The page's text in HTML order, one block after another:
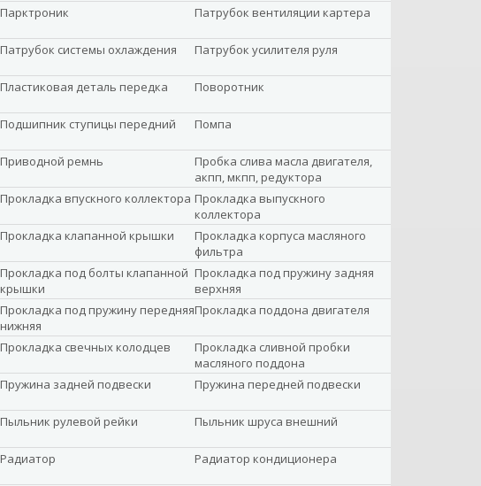
Парктроник Патрубок вентиляции картера
Патрубок системы охлаждения Патрубок усилителя руля
Пластиковая деталь передка Поворотник
Подшипник ступицы передний Помпа
Приводной ремнь
Пробка слива масла двигателя,
акпп, мкпп, редуктора
Прокладка впускного коллектора Прокладка выпускного
коллектора
Прокладка клапанной крышки
Прокладка корпуса масляного
фильтра
Прокладка под болты клапанной
крышки
Прокладка под пружину задняя
верхняя
Прокладка под пружину передняя
нижняя
Прокладка поддона двигателя
Прокладка свечных колодцев
Прокладка сливной пробки
масляного поддона
Пружина задней подвески Пружина передней подвески
Пыльник рулевой рейки Пыльник шруса внешний
Радиатор Радиатор кондиционера